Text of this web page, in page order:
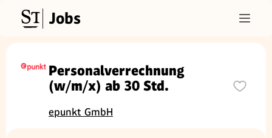
Jobs
Personalverrechnung
(w/m/x) ab 30 Std.
epunkt GmbH